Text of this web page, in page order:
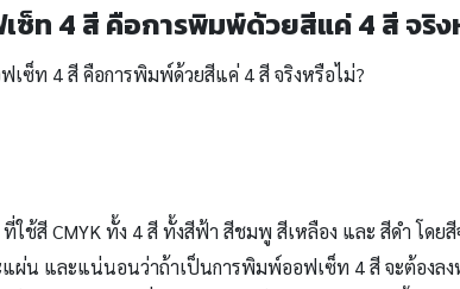
ท 4 สี คือการพิมพ์ด้วยสีแค่ 4 สี จริง
ช้สี CMYK ทั้ง 4 สี ทั้งสีฟ้า สีชมพู สีเหลือง และ สีดำ โด
น และแน่นอนว่าถ้าเป็นการพิมพ์ออฟเซ็ท 4 สี จะต้องล